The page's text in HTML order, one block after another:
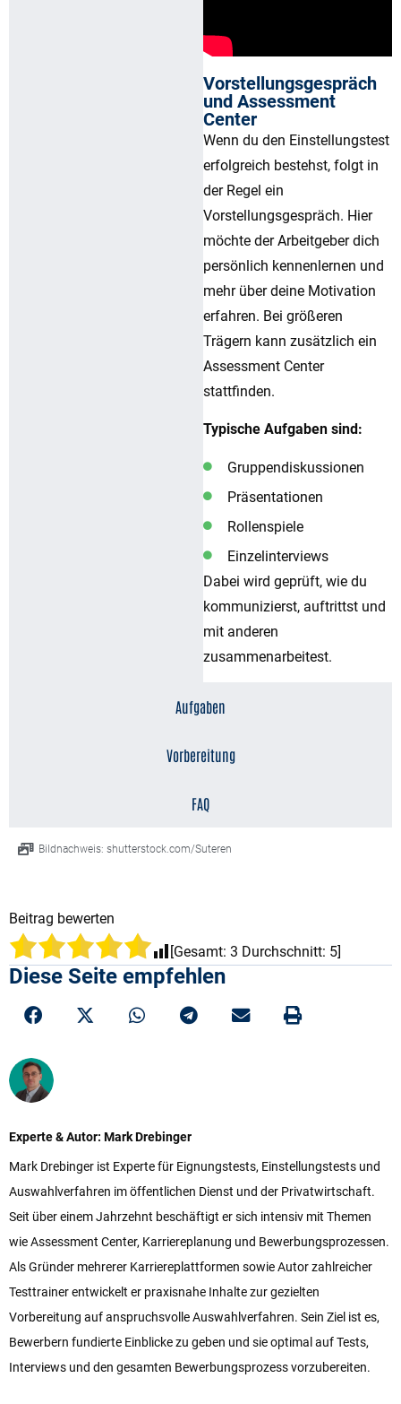
Aufgaben
Vorbereitung
FAQ
Vorstellungsgespräch
und Assessment
Center
Wenn du den Einstellungstest
erfolgreich bestehst, folgt in
der Regel ein
Vorstellungsgespräch. Hier
möchte der Arbeitgeber dich
persönlich kennenlernen und
mehr über deine Motivation
erfahren. Bei größeren
Trägern kann zusätzlich ein
Assessment Center
stattfinden.
Typische Aufgaben sind:
Gruppendiskussionen
Präsentationen
Rollenspiele
Einzelinterviews
Dabei wird geprüft, wie du
kommunizierst, auftrittst und
mit anderen
zusammenarbeitest.
Bildnachweis: shutterstock.com/Suteren
Beitrag bewerten
[Gesamt: 3 Durchschnitt: 5]
Diese Seite empfehlen
Experte & Autor: Mark Drebinger
Mark Drebinger ist Experte für Eignungstests, Einstellungstests und
Auswahlverfahren im öffentlichen Dienst und der Privatwirtschaft.
Seit über einem Jahrzehnt beschäftigt er sich intensiv mit Themen
wie Assessment Center, Karriereplanung und Bewerbungsprozessen.
Als Gründer mehrerer Karriereplattformen sowie Autor zahlreicher
Testtrainer entwickelt er praxisnahe Inhalte zur gezielten
Vorbereitung auf anspruchsvolle Auswahlverfahren. Sein Ziel ist es,
Bewerbern fundierte Einblicke zu geben und sie optimal auf Tests,
Interviews und den gesamten Bewerbungsprozess vorzubereiten.